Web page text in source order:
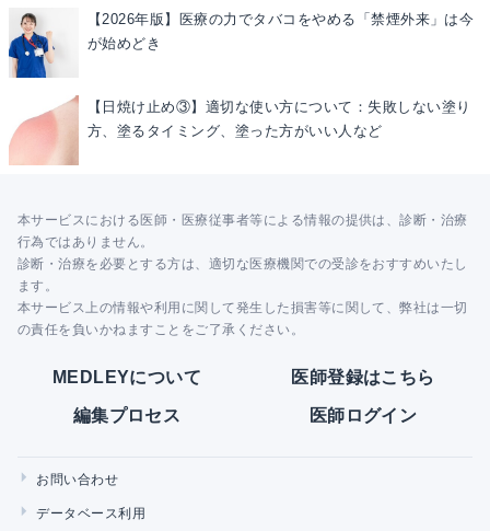
【2026年版】医療の力でタバコをやめる「禁煙外来」は今
が始めどき
【日焼け止め③】適切な使い方について：失敗しない塗り
方、塗るタイミング、塗った方がいい人など
本サービスにおける医師・医療従事者等による情報の提供は、診断・治療
行為ではありません。
診断・治療を必要とする方は、適切な医療機関での受診をおすすめいたし
ます。
本サービス上の情報や利用に関して発生した損害等に関して、弊社は一切
の責任を負いかねますことをご了承ください。
MEDLEYについて 医師登録はこちら
編集プロセス 医師ログイン
お問い合わせ
データベース利用